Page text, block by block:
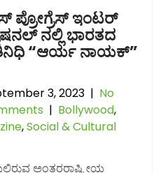
ಪ್ರೋಗ್ರೆಸ್ ಇಂಟರ್
ನಲ್ಲಿ ಭಾರತದ
“ಆರ್ಯ ನಾಯಕ್”
3, 2023 | No
| Bollywood,
,Social & Cultural
ಅಂತರರಾಷ್ಟ್ರೀಯ